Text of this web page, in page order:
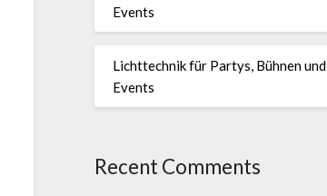
Events
Lichttechnik für Partys, Bühnen und
Events
Recent Comments